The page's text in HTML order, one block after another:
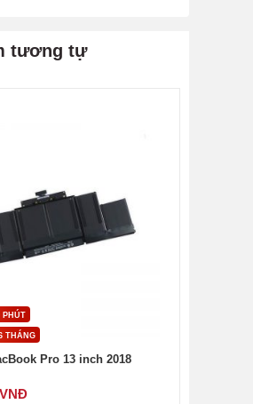
tương tự
PHÚT
THÁNG
Pro 13 inch 2018
VNĐ